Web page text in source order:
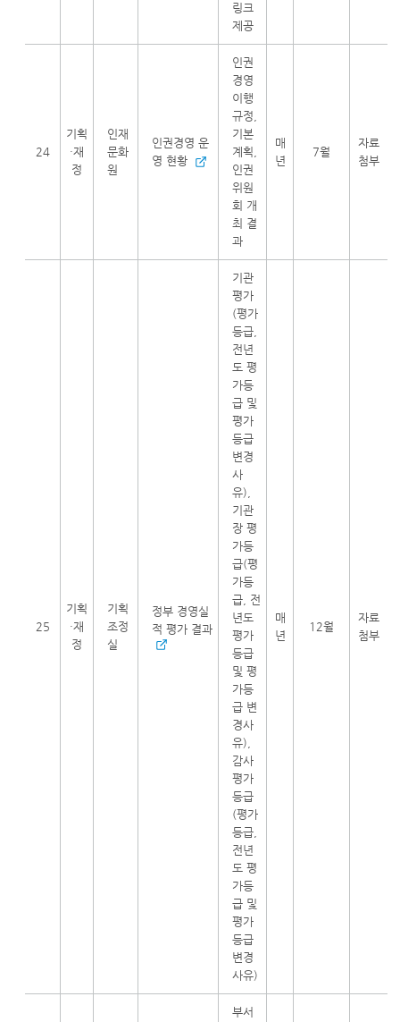
링크
제공
24
기획
·재
정
인재
문화
원
인권경영 운
영 현황
인권
경영
이행
규정,
기본
계획,
인권
위원
회 개
최 결
과
매
년
7월
자료
첨부
25
기획
·재
정
기획
조정
실
정부 경영실
적 평가 결과
기관
평가
(평가
등급,
전년
도 평
가등
급 및
평가
등급
변경
사
유),
기관
장 평
가등
급(평
가등
급, 전
년도
평가
등급
및 평
가등
급 변
경사
유),
감사
평가
등급
(평가
등급,
전년
도 평
가등
급 및
평가
등급
변경
사유)
매
년
12월
자료
첨부
부서